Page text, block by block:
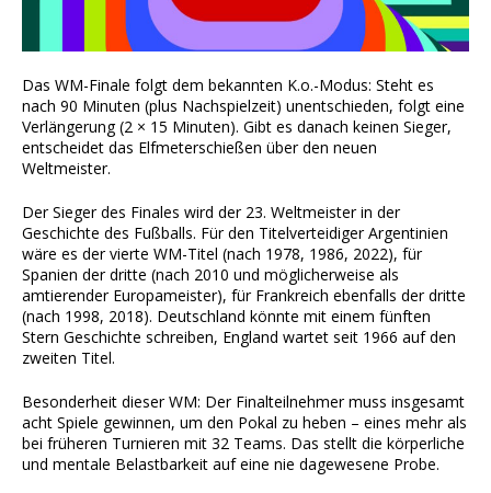
Das WM-Finale folgt dem bekannten K.o.-Modus: Steht es
nach 90 Minuten (plus Nachspielzeit) unentschieden, folgt eine
Verlängerung (2 × 15 Minuten). Gibt es danach keinen Sieger,
entscheidet das Elfmeterschießen über den neuen
Weltmeister.
Der Sieger des Finales wird der 23. Weltmeister in der
Geschichte des Fußballs. Für den Titelverteidiger Argentinien
wäre es der vierte WM-Titel (nach 1978, 1986, 2022), für
Spanien der dritte (nach 2010 und möglicherweise als
amtierender Europameister), für Frankreich ebenfalls der dritte
(nach 1998, 2018). Deutschland könnte mit einem fünften
Stern Geschichte schreiben, England wartet seit 1966 auf den
zweiten Titel.
Besonderheit dieser WM: Der Finalteilnehmer muss insgesamt
acht Spiele gewinnen, um den Pokal zu heben – eines mehr als
bei früheren Turnieren mit 32 Teams. Das stellt die körperliche
und mentale Belastbarkeit auf eine nie dagewesene Probe.